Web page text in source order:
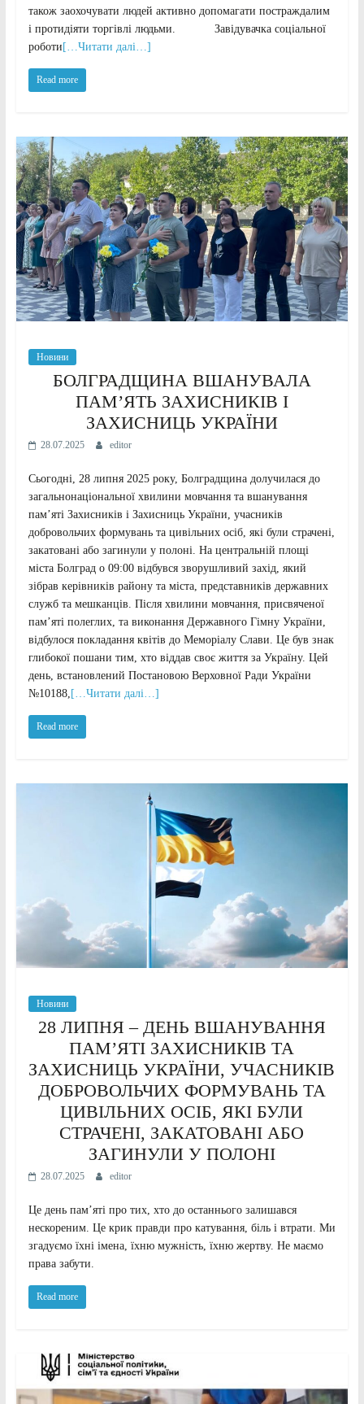
також заохочувати людей активно допомагати постраждалим
і протидіяти торгівлі людьми. Завідувачка соціальної
роботи[…Читати далі…]
Read more
Новини
БОЛГРАДЩИНА ВШАНУВАЛА
ПАМ’ЯТЬ ЗАХИСНИКІВ І
ЗАХИСНИЦЬ УКРАЇНИ
28.07.2025 editor
Сьогодні, 28 липня 2025 року, Болградщина долучилася до
загальнонаціональної хвилини мовчання та вшанування
пам’яті Захисників і Захисниць України, учасників
добровольчих формувань та цивільних осіб, які були страчені,
закатовані або загинули у полоні. На центральній площі
міста Болград о 09:00 відбувся зворушливий захід, який
зібрав керівників району та міста, представників державних
служб та мешканців. Після хвилини мовчання, присвяченої
пам’яті полеглих, та виконання Державного Гімну України,
відбулося покладання квітів до Меморіалу Слави. Це був знак
глибокої пошани тим, хто віддав своє життя за Україну. Цей
день, встановлений Постановою Верховної Ради України
№10188, […Читати далі…]
Read more
Новини
28 ЛИПНЯ – ДЕНЬ ВШАНУВАННЯ
ПАМ’ЯТІ ЗАХИСНИКІВ ТА
ЗАХИСНИЦЬ УКРАЇНИ, УЧАСНИКІВ
ДОБРОВОЛЬЧИХ ФОРМУВАНЬ ТА
ЦИВІЛЬНИХ ОСІБ, ЯКІ БУЛИ
СТРАЧЕНІ, ЗАКАТОВАНІ АБО
ЗАГИНУЛИ У ПОЛОНІ
28.07.2025 editor
Це день памʼяті про тих, хто до останнього залишався
нескореним. Це крик правди про катування, біль і втрати. Ми
згадуємо їхні імена, їхню мужність, їхню жертву. Не маємо
права забути.
Read more